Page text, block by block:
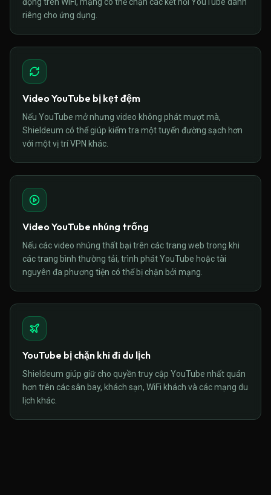
động trên WiFi, mạng có thể chặn các kết nối YouTube dành
riêng cho ứng dụng.
Video YouTube bị kẹt đệm
Nếu YouTube mở nhưng video không phát mượt mà,
Shieldeum có thể giúp kiểm tra một tuyến đường sạch hơn
với một vị trí VPN khác.
Video YouTube nhúng trống
Nếu các video nhúng thất bại trên các trang web trong khi
các trang bình thường tải, trình phát YouTube hoặc tài
nguyên đa phương tiện có thể bị chặn bởi mạng.
YouTube bị chặn khi đi du lịch
Shieldeum giúp giữ cho quyền truy cập YouTube nhất quán
hơn trên các sân bay, khách sạn, WiFi khách và các mạng du
lịch khác.